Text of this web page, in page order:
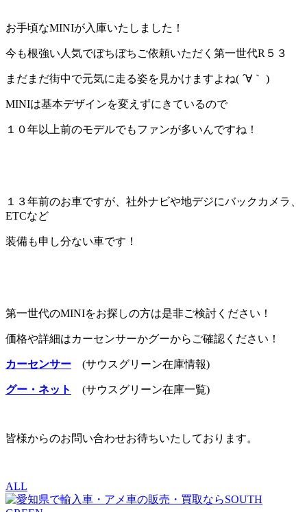
お手頃なMINIが入庫いたしました！
今も根強い人気でぼちぼちご依頼いただく第一世代R５３
まだまだ街中で元気に走る姿を見かけますよね( ´∀｀ )
MINIは基本デザインを変えずにきているので
１０年以上前のモデルでもファンが多いんですね！
１３年前のお車ですが、社外ナビや地デジにバックカメラ、
ETCなど
装備も申し分ない車です！
第一世代のMINIをお探しの方は是非ご検討ください！
価格や詳細はカーセンサーかグーからご確認ください！
カーセンサー (サウスグリーン在庫情報)
グー・ネット (サウスグリーン在庫一覧)
皆様からのお問い合わせお待ちいたしております。
ALL